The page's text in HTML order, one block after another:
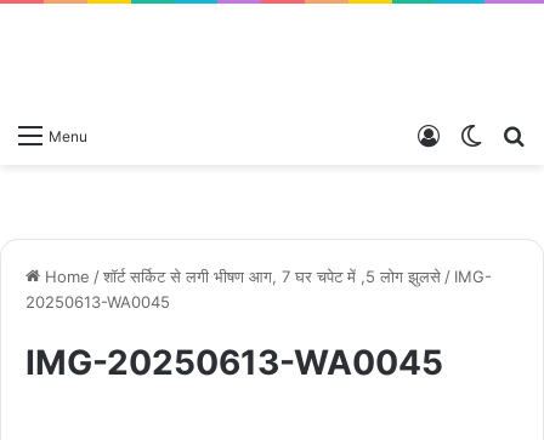
Menu
Switch
Log
Home /शॉर्ट सर्किट से लगी भीषण आग, 7 घर चपेट में ,5 लोग झुलसे/ IMG-
20250613-WA0045
IMG-20250613-WA0045